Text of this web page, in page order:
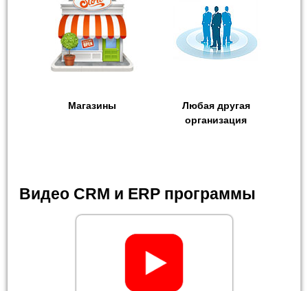
Магазины
Любая другая
организация
Видео CRM и ERP программы